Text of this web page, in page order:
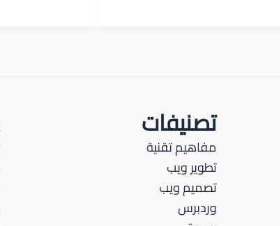
تصنيفات
مفاهيم تقنية
تطوير ويب
تصميم ويب
وردبرس